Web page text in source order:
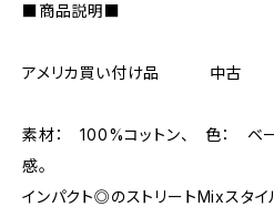
■商品説明■
アメリカ買い付け品 中古
素材： 100%コットン、 色： ベ
感。
インパクト◎のストリートMixスタイ